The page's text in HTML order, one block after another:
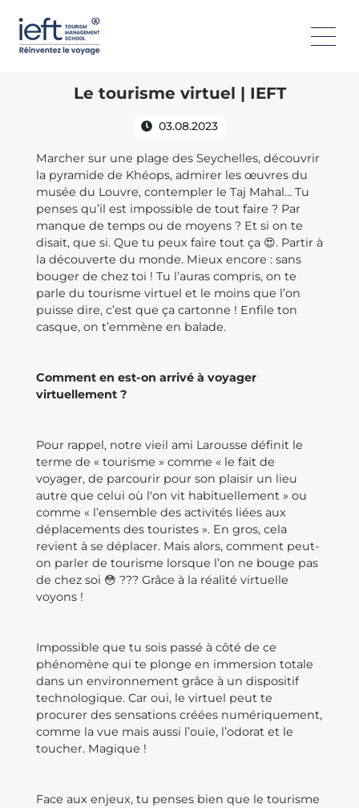
Le tourisme virtuel | IEFT
03.08.2023
Marcher sur une plage des Seychelles, découvrir
la pyramide de Khéops, admirer les œuvres du
musée du Louvre, contempler le Taj Mahal… Tu
penses qu’il est impossible de tout faire ? Par
manque de temps ou de moyens ? Et si on te
disait, que si. Que tu peux faire tout ça 😍. Partir à
la découverte du monde. Mieux encore : sans
bouger de chez toi ! Tu l’auras compris, on te
parle du tourisme virtuel et le moins que l’on
puisse dire, c’est que ça cartonne ! Enfile ton
casque, on t’emmène en balade.
Comment en est-on arrivé à voyager
virtuellement ?
Pour rappel, notre vieil ami Larousse définit le
terme de « tourisme » comme « le fait de
voyager, de parcourir pour son plaisir un lieu
autre que celui où l'on vit habituellement » ou
comme « l’ensemble des activités liées aux
déplacements des touristes ». En gros, cela
revient à se déplacer. Mais alors, comment peut-
on parler de tourisme lorsque l’on ne bouge pas
de chez soi 😳 ??? Grâce à la réalité virtuelle
voyons !
Impossible que tu sois passé à côté de ce
phénomène qui te plonge en immersion totale
dans un environnement grâce à un dispositif
technologique. Car oui, le virtuel peut te
procurer des sensations créées numériquement,
comme la vue mais aussi l’ouïe, l’odorat et le
toucher. Magique !
Face aux enjeux, tu penses bien que le tourisme